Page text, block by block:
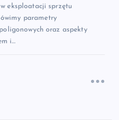
eksploatacji sprzętu
parametry
oraz aspekty
i…